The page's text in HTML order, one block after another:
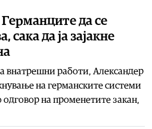
да се
сака да ја зајакне
внатрешни работи, Александер
на германските системи
на променетите закан,